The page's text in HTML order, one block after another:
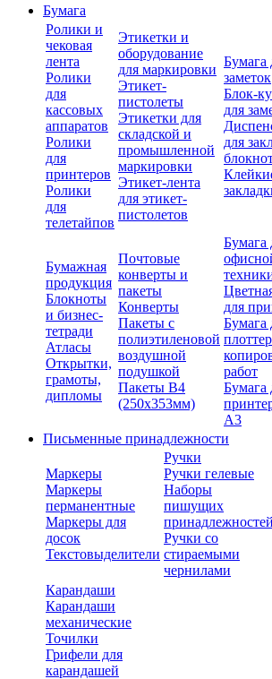
Бумага
Ролики и
чековая
лента
Ролики
для
кассовых
аппаратов
Ролики
для
принтеров
Ролики
для
телетайпов
Этикетки и
оборудование
для маркировки
Этикет-
пистолеты
Этикетки для
складской и
промышленной
маркировки
Этикет-лента
для этикет-
пистолетов
Бумага
заметок
Блок-
для
для
Бумажная
продукция
Блокноты
и бизнес-
тетради
Атласы
Открытки,
грамоты,
дипломы
Почтовые
конверты и
пакеты
Конверты
Пакеты с
полиэтиленовой
воздушной
подушкой
Пакеты В4
(250х353мм)
Бумага
для
Бумага
работ
Бумага
А3
Письменные принадлежности
Маркеры
Маркеры
перманентные
Маркеры для
досок
Текстовыделители
Ручки
Ручки гелевые
Наборы
пишущих
принадлежностей
Ручки со
стираемыми
чернилами
Карандаши
Карандаши
механические
Точилки
Грифели для
карандашей